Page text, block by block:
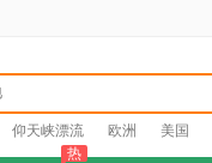
仰天峡漂流 欧洲 美国
热